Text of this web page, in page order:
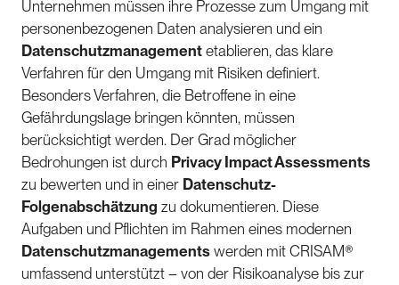
Unternehmen müssen ihre Prozesse zum Umgang mit
personenbezogenen Daten analysieren und ein
Datenschutzmanagement etablieren, das klare
Verfahren für den Umgang mit Risiken definiert.
Besonders Verfahren, die Betroffene in eine
Gefährdungslage bringen könnten, müssen
berücksichtigt werden. Der Grad möglicher
Bedrohungen ist durch Privacy Impact Assessments
zu bewerten und in einer Datenschutz-
Folgenabschätzung zu dokumentieren. Diese
Aufgaben und Pflichten im Rahmen eines modernen
Datenschutzmanagements werden mit CRISAM®
umfassend unterstützt – von der Risikoanalyse bis zur